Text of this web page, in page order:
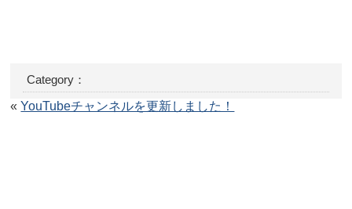
Category：
«YouTubeチャンネルを更新しました！